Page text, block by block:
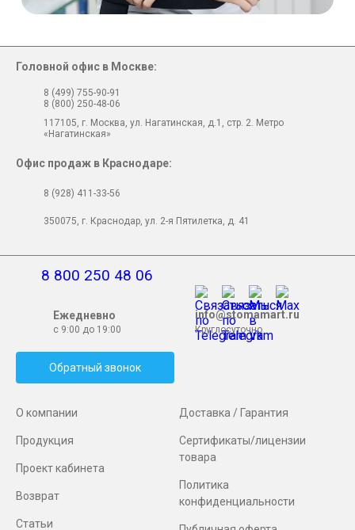
О компании
Продукция
Проект кабинета
Возврат
Статьи
Доставка / Гарантия
Сертификаты/лицензии
товара
Политика
конфиденциальности
8 800 250 48 06
Ежедневно
с 9:00 до 19:00
info@stomamart.ru
Круглосуточно
Обратный звонок
Головной офис в Москве:
8 (499) 755-90-91
8 (800) 250-48-06
117105, г. Москва, ул. Нагатинская, д.1, стр. 2. Метро
«Нагатинская»
Офис продаж в Краснодаре:
8 (928) 411-33-56
350075, г. Краснодар, ул. 2-я Пятилетка, д. 41